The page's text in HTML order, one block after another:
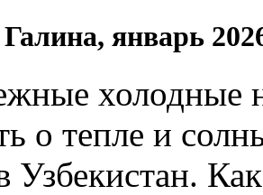
январь
холодные
о тепле и
Узбекистан.